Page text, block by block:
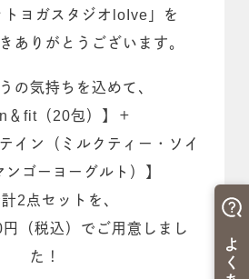
トヨガスタジオloIve」を
ありがとうございます。
の気持ちを込めて、
＆fit（20包）】＋
イン（ミルクティー・ソイ
ンゴーヨーグルト）】
2点セットを、
（税込）でご用意しまし
た！